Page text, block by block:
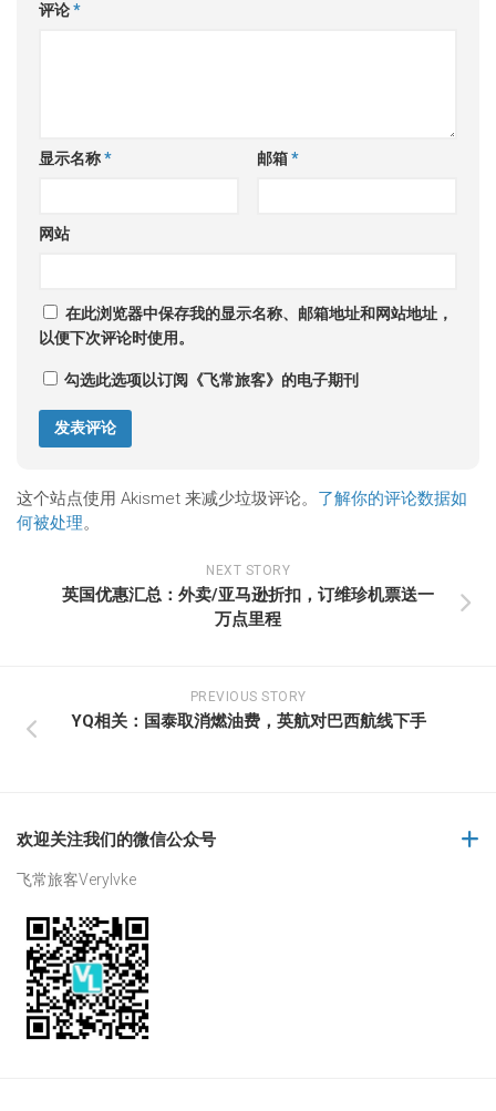
评论*
显示名称* 邮箱*
网站
在此浏览器中保存我的显示名称、邮箱地址和网站地址，
以便下次评论时使用。
勾选此选项以订阅《飞常旅客》的电子期刊
这个站点使用 Akismet 来减少垃圾评论。 了解你的评论数据如
何被处理。
NEXT STORY
英国优惠汇总：外卖/亚马逊折扣，订维珍机票送一
万点里程
PREVIOUS STORY
YQ相关：国泰取消燃油费，英航对巴西航线下手
欢迎关注我们的微信公众号
飞常旅客Verylvke